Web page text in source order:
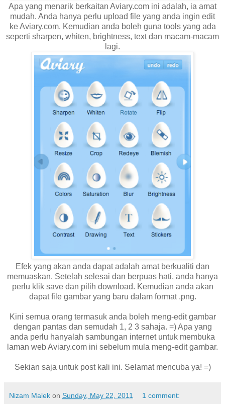
Apa yang menarik berkaitan Aviary.com ini adalah, ia amat
mudah. Anda hanya perlu upload file yang anda ingin edit
ke Aviary.com. Kemudian anda boleh guna tools yang ada
seperti sharpen, whiten, brightness, text dan macam-macam
lagi.
Efek yang akan anda dapat adalah amat berkualiti dan
memuaskan. Setelah selesai dan berpuas hati, anda hanya
perlu klik save dan pilih download. Kemudian anda akan
dapat file gambar yang baru dalam format .png.
Kini semua orang termasuk anda boleh meng-edit gambar
dengan pantas dan semudah 1, 2 3 sahaja. =) Apa yang
anda perlu hanyalah sambungan internet untuk membuka
laman web Aviary.com ini sebelum mula meng-edit gambar.
Sekian saja untuk post kali ini. Selamat mencuba ya! =)
Nizam Malek on Sunday, May 22, 2011 1 comment: